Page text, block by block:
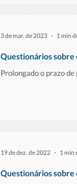
Questionários sobre
Prolongado o prazo
3 de mar. de 2023 1 min
Questionários sobre
19 de dez. de 2022 1 min